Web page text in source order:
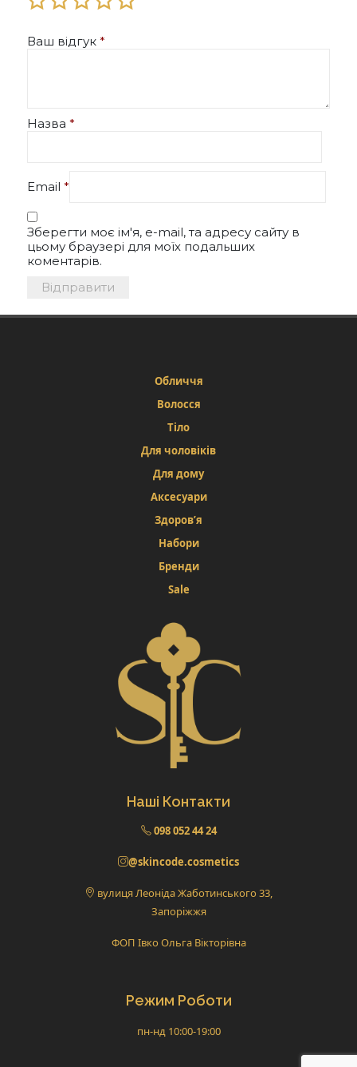
Ваш відгук *
Назва *
Email *
Зберегти моє ім'я, e-mail, та адресу сайту в
цьому браузері для моїх подальших
коментарів.
Обличчя
Волосся
Тіло
Для чоловіків
Для дому
Аксесуари
Здоров’я
Набори
Бренди
Sale
Наші Контакти
098 052 44 24
@skincode.cosmetics
вулиця Леоніда Жаботинського 33,
Запоріжжя
ФОП Івко Ольга Вікторівна
Режим Роботи
пн-нд 10:00-19:00